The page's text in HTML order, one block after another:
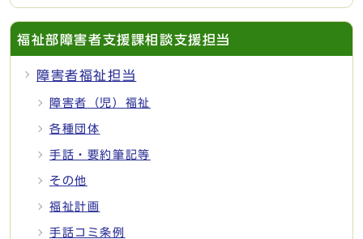
福祉部障害者支援課相談支援担当
障害者福祉担当
障害者（児）福祉
各種団体
手話・要約筆記等
その他
福祉計画
手話コミ条例